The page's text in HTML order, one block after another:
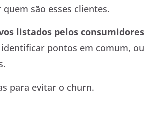
são esses clientes.
listados pelos consumidores
pontos em comum, ou
para evitar o churn.